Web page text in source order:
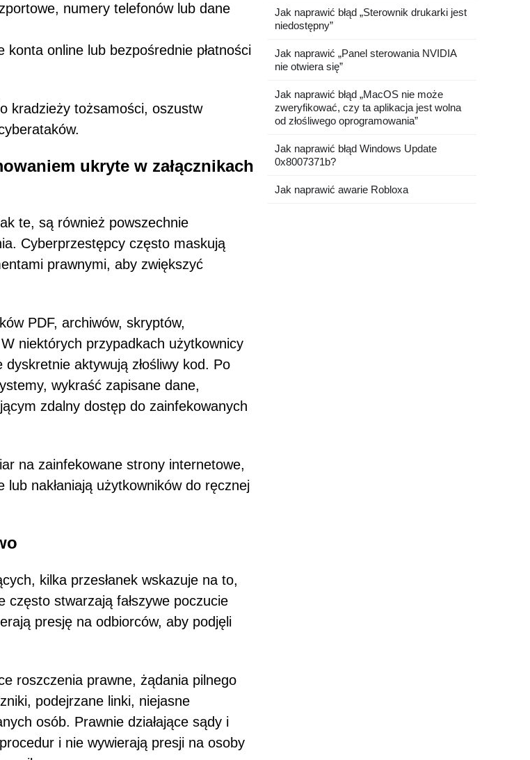
numery telefonów lub dane
online lub bezpośrednie płatności
kradzieży tożsamości, oszustw
ukryte w załącznikach
te, są również powszechnie
Cyberprzestępcy często maskują
prawnymi, aby zwiększyć
PDF, archiwów, skryptów,
niektórych przypadkach użytkownicy
aktywują złośliwy kod. Po
wykraść zapisane dane,
zdalny dostęp do zainfekowanych
na zainfekowane strony internetowe,
nakłaniają użytkowników do ręcznej
kilka przesłanek wskazuje na to,
stwarzają fałszywe poczucie
presję na odbiorców, aby podjęli
roszczenia prawne, żądania pilnego
podejrzane linki, niejasne
osób. Prawnie działające sądy i
i nie wywierają presji na osoby
Jak naprawić błąd „Sterownik drukarki jest
niedostępny”
Jak naprawić „Panel sterowania NVIDIA
nie otwiera się”
Jak naprawić błąd „MacOS nie może
zweryfikować, czy ta aplikacja jest wolna
od złośliwego oprogramowania”
Jak naprawić błąd Windows Update
0x8007371b?
Jak naprawić awarie Robloxa